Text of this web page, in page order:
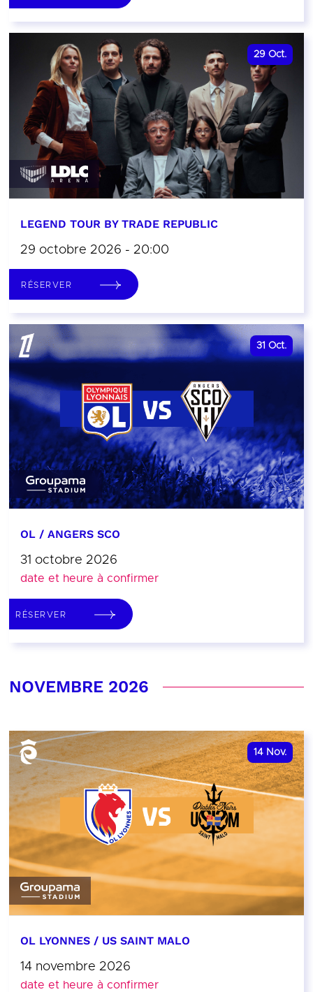
29 Oct.
LEGEND TOUR BY TRADE REPUBLIC
29 octobre 2026 - 20:00
RÉSERVER
31 Oct.
OL / ANGERS SCO
31 octobre 2026
date et heure à confirmer
RÉSERVER
NOVEMBRE 2026
14 Nov.
OL LYONNES / US SAINT MALO
14 novembre 2026
date et heure à confirmer